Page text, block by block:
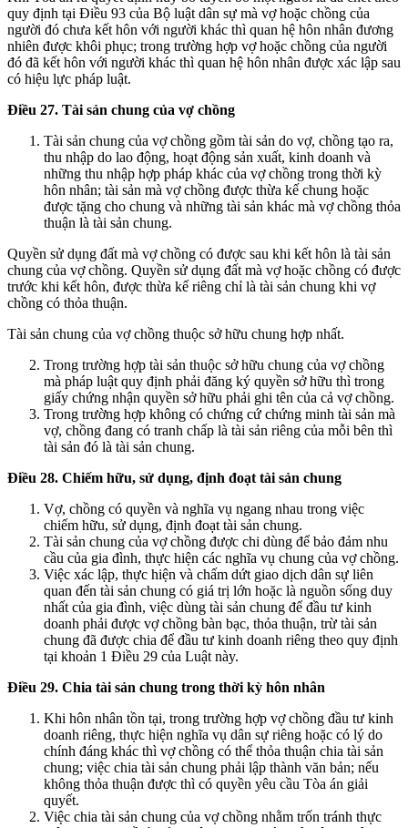
quy định tại Điều 93 của Bộ luật dân sự mà vợ hoặc chồng của
người đó chưa kết hôn với người khác thì quan hệ hôn nhân đương
nhiên được khôi phục; trong trường hợp vợ hoặc chồng của người
đó đã kết hôn với người khác thì quan hệ hôn nhân được xác lập sau
có hiệu lực pháp luật.
Điều 27. Tài sản chung của vợ chồng
Tài sản chung của vợ chồng gồm tài sản do vợ, chồng tạo ra,
thu nhập do lao động, hoạt động sản xuất, kinh doanh và
những thu nhập hợp pháp khác của vợ chồng trong thời kỳ
hôn nhân; tài sản mà vợ chồng được thừa kế chung hoặc
được tặng cho chung và những tài sản khác mà vợ chồng thỏa
thuận là tài sản chung.
Quyền sử dụng đất mà vợ chồng có được sau khi kết hôn là tài sản
chung của vợ chồng. Quyền sử dụng đất mà vợ hoặc chồng có được
trước khi kết hôn, được thừa kế riêng chỉ là tài sản chung khi vợ
chồng có thỏa thuận.
Tài sản chung của vợ chồng thuộc sở hữu chung hợp nhất.
Trong trường hợp tài sản thuộc sở hữu chung của vợ chồng
mà pháp luật quy định phải đăng ký quyền sở hữu thì trong
giấy chứng nhận quyền sở hữu phải ghi tên của cả vợ chồng.
Trong trường hợp không có chứng cứ chứng minh tài sản mà
vợ, chồng đang có tranh chấp là tài sản riêng của mỗi bên thì
tài sản đó là tài sản chung.
Điều 28. Chiếm hữu, sử dụng, định đoạt tài sản chung
Vợ, chồng có quyền và nghĩa vụ ngang nhau trong việc
chiếm hữu, sử dụng, định đoạt tài sản chung.
Tài sản chung của vợ chồng được chi dùng để bảo đảm nhu
cầu của gia đình, thực hiện các nghĩa vụ chung của vợ chồng.
Việc xác lập, thực hiện và chấm dứt giao dịch dân sự liên
quan đến tài sản chung có giá trị lớn hoặc là nguồn sống duy
nhất của gia đình, việc dùng tài sản chung để đầu tư kinh
doanh phải được vợ chồng bàn bạc, thỏa thuận, trừ tài sản
chung đã được chia để đầu tư kinh doanh riêng theo quy định
tại khoản 1 Điều 29 của Luật này.
Điều 29. Chia tài sản chung trong thời kỳ hôn nhân
Khi hôn nhân tồn tại, trong trường hợp vợ chồng đầu tư kinh
doanh riêng, thực hiện nghĩa vụ dân sự riêng hoặc có lý do
chính đáng khác thì vợ chồng có thể thỏa thuận chia tài sản
chung; việc chia tài sản chung phải lập thành văn bản; nếu
không thỏa thuận được thì có quyền yêu cầu Tòa án giải
quyết.
Việc chia tài sản chung của vợ chồng nhằm trốn tránh thực